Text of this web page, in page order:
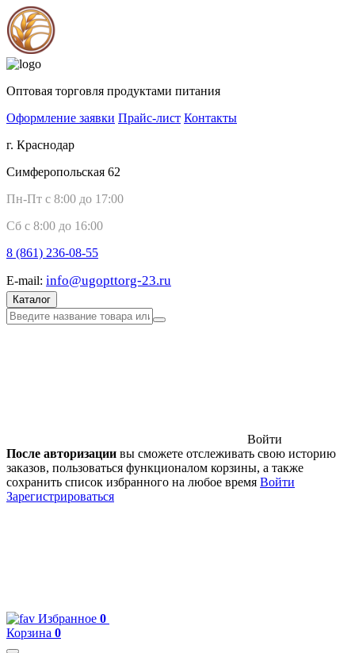
Оптовая торговля продуктами питания
Оформление заявки Прайс-лист Контакты
г. Краснодар
Симферопольская 62
Пн-Пт с 8:00 до 17:00
Сб с 8:00 до 16:00
8 (861) 236-08-55
E-mail: info@ugopttorg-23.ru
Каталог
Войти
После авторизации вы сможете отслеживать свою историю
заказов, пользоваться функционалом корзины, а также
сохранить список избранного на любое время Войти
Зарегистрироваться
Избранное 0
Корзина 0